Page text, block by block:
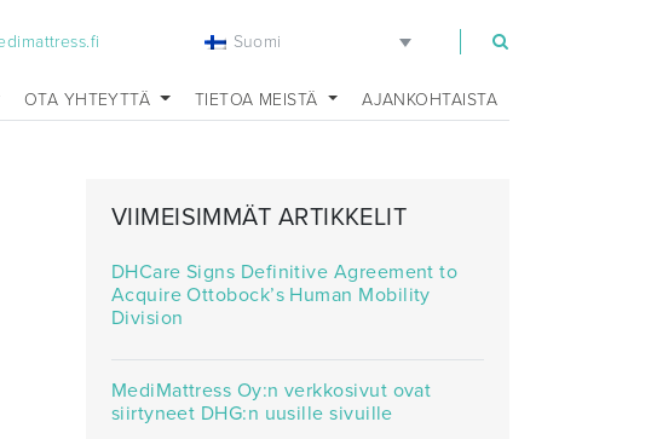
Suomi
OTA YHTEYTTÄ TIETOA MEISTÄ AJANKOHTAISTA
VIIMEISIMMÄT ARTIKKELIT
DHCare Signs Definitive Agreement to
Acquire Ottobock’s Human Mobility
Division
MediMattress Oy:n verkkosivut ovat
siirtyneet DHG:n uusille sivuille